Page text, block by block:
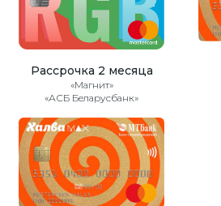
Рассрочка 2 месяца
«Магнит»
«АСБ Беларусбанк»